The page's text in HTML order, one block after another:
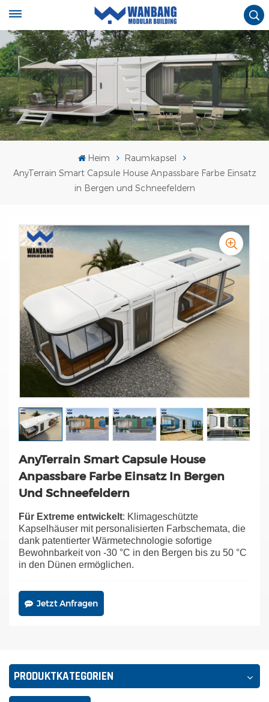
Heim
Raumkapsel
AnyTerrain Smart Capsule House Anpassbare Farbe Einsatz
in Bergen und Schneefeldern
AnyTerrain Smart Capsule House
Anpassbare Farbe Einsatz In Bergen
Und Schneefeldern
Für Extreme entwickelt: Klimageschützte
Kapselhäuser mit personalisierten Farbschemata, die
dank patentierter Wärmetechnologie sofortige
Bewohnbarkeit von -30 °C in den Bergen bis zu 50 °C
in den Dünen ermöglichen.
Jetzt Anfragen
PRODUKTKATEGORIEN